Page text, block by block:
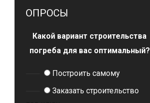
ОПРОСЫ
Какой вариант строительства
погреба для вас оптимальный?
Построить самому
Заказать строительство